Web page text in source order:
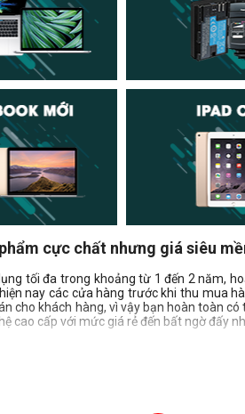
cực chất nhưng giá siêu
tối đa trong khoảng từ 1 đến 2 năm,
nay các cửa hàng trước khi thu mua
cho khách hàng, vì vậy bạn hoàn toàn
cao cấp với mức giá rẻ đến bất ngờ đấy